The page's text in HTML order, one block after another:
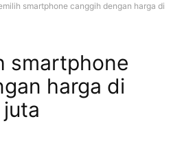
smartphone canggih dengan harga di
smartphone
harga di